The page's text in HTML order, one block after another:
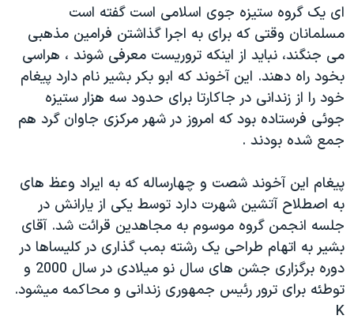
فرهنگ و زندگی
حقوق شهروندی
اقتصادی
علم و فناوری
اسرائیل در جنگ
آرشیو پخش زنده
مستندها
انتخابات ریاست جمهوری آمریکا ۲۰۲۴
حمله جمهوری اسلامی به اسرائیل
رمز مهسا
ورزش زنان در ایران
مجموعه مستندهای دادخواهی
تریبونال مردمی آبان ۹۸
دادگاه حمید نوری
چهل سال گروگان‌گیری
قانون شفافیت دارائی کادر رهبری ایران
دنبال کنید
زبانهای مختلف
ای يک گروه ستيزه جوی اسلامی است گفته است
مسلمانان وقتی که برای به اجرا گذاشتن فرامين مذهبی
می جنگند، نبايد از اينکه تروريست معرفی شوند ، هراسی
بخود راه دهند. اين آخوند که ابو بکر بشير نام دارد پيغام
خود را از زندانی در جاکارتا برای حدود سه هزار ستيزه
جوئی فرستاده بود که امروز در شهر مرکزی جاوان گرد هم
جمع شده بودند .
پيغام اين آخوند شصت و چهارساله که به ايراد وعظ های
به اصطلاح آتشين شهرت دارد توسط يکی از يارانش در
جلسه انجمن گروه موسوم به مجاهدين قرائت شد. آقای
بشير به اتهام طراحی يک رشته بمب گذاری در کليساها در
دوره برگزاری جشن های سال نو ميلادی در سال 2000 و
توطئه برای ترور رئيس جمهوری زندانی و محاکمه ميشود.
K